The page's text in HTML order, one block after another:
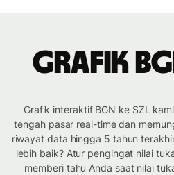
Grafik
Grafik interaktif BGN ke SZL
tengah pasar real-time dan
riwayat data hingga 5 tahun
lebih baik? Atur pengingat nilai
memberi tahu Anda saat nilai